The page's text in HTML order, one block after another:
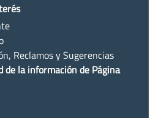
Reclamos y Sugerencias
de la información de Página